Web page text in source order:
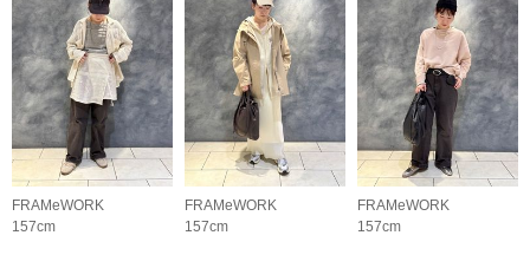
FRAMeWORK
157cm
FRAMeWORK
157cm
FRAMeWORK
157cm